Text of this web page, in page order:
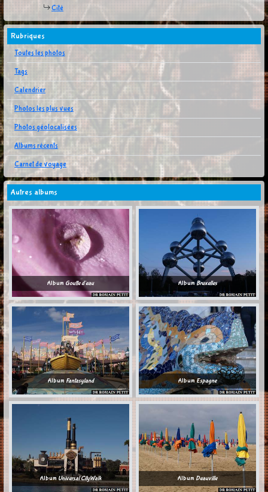
Cité
Rubriques
Toutes les photos
Tags
Calendrier
Photos les plus vues
Photos géolocalisées
Albums récents
Carnet de voyage
Autres albums
Album Goutte d'eau AlbumBruxelles
Album Fantasyland Album Espagne
AlbumUniversal CityWalk Album Deauville